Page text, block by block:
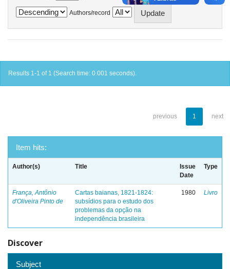
Authors/record
Results 1-1 of 1 (Search time: 0.001 seconds).
previous 1 next
Item hits:
Author(s) Title
Issue
Date
Type
França, Antônio
d'Oliveira Pinto de
Cartas baianas, 1821-1824:
subsídios para o estudo dos
problemas da opção na
independência brasileira
1980 Livro
Discover
Subject